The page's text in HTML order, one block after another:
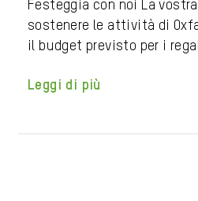
Festeggia con noi La
sostenere le attività di
il budget previsto per i
Leggi di più